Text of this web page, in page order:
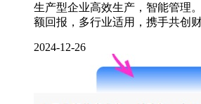
生产型企业高效生产，智能管理
额回报，多行业适用，携手共创财
2024-12-26